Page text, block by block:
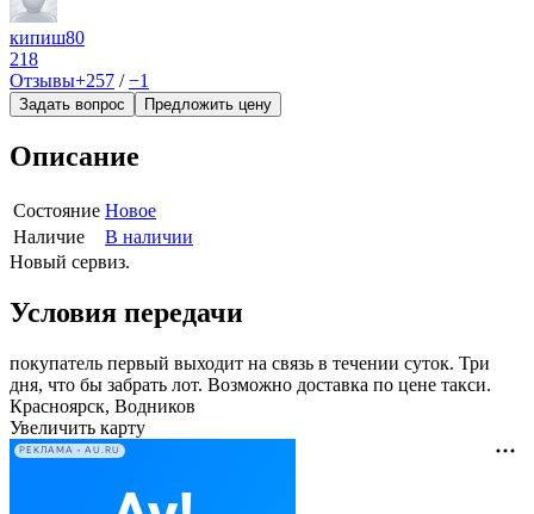
кипиш80
218
Отзывы+257 /−1
Задать вопрос Предложить цену
Описание
Состояние Новое
Наличие
В наличии
Новый сервиз.
Условия передачи
покупатель первый выходит на связь в течении суток. Три
дня, что бы забрать лот. Возможно доставка по цене такси.
Красноярск, Водников
Увеличить карту
РЕКЛАМА • AU.RU